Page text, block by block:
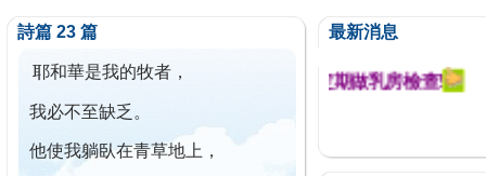
詩篇 23 篇
耶和華是我的牧者，
我必不至缺乏。
他使我躺臥在青草地上，
最新消息
今已篩檢出1700位乳癌患者,提醒您定期做乳房檢查!